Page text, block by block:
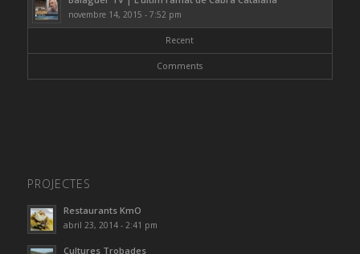
novembre 14, 2015 - 7:52 pm
Recent
Comments
PROJECTES
Restaurants KmO
abril 23, 2014 - 2:41 pm
Cultures Trobades